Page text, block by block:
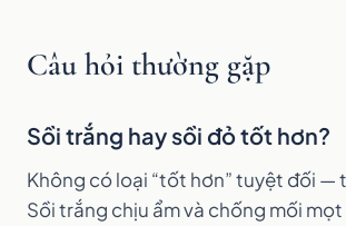
Câu hỏi thường gặp
Sồi trắng hay sồi đỏ tốt hơn?
Không có loại “tốt hơn” tuyệt đối —
Sồi trắng chịu ẩm và chống mối